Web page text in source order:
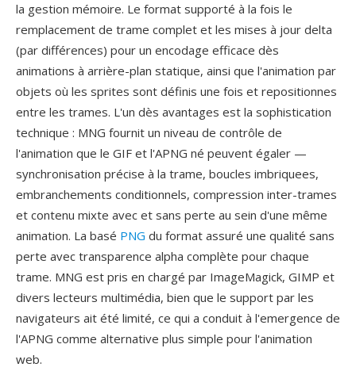
la gestion mémoire. Le format supporté à la fois le
remplacement de trame complet et les mises à jour delta
(par différences) pour un encodage efficace dès
animations à arrière-plan statique, ainsi que l'animation par
objets où les sprites sont définis une fois et repositionnes
entre les trames. L'un dès avantages est la sophistication
technique : MNG fournit un niveau de contrôle de
l'animation que le GIF et l'APNG né peuvent égaler —
synchronisation précise à la trame, boucles imbriquees,
embranchements conditionnels, compression inter-trames
et contenu mixte avec et sans perte au sein d'une même
animation. La basé PNG du format assuré une qualité sans
perte avec transparence alpha complète pour chaque
trame. MNG est pris en chargé par ImageMagick, GIMP et
divers lecteurs multimédia, bien que le support par les
navigateurs ait été limité, ce qui a conduit à l'emergence de
l'APNG comme alternative plus simple pour l'animation
web.